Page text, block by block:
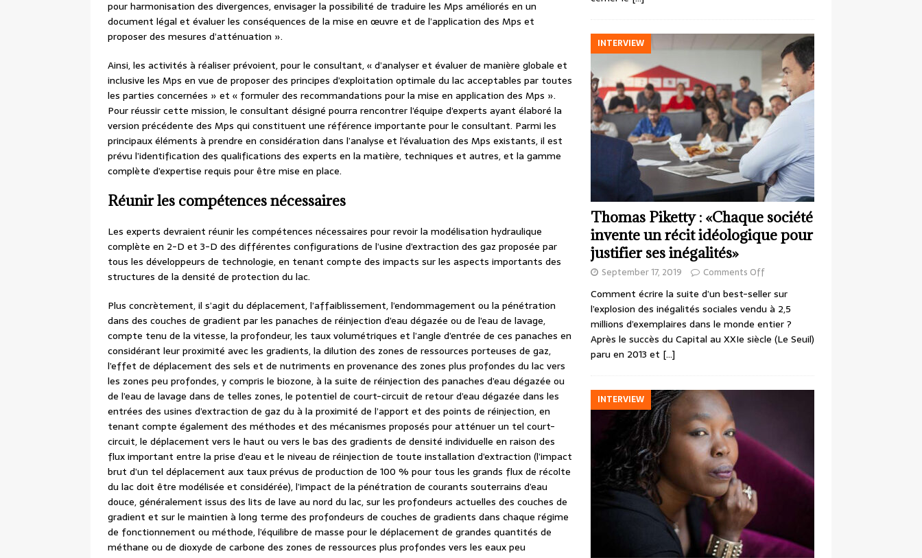
pour harmonisation des divergences, envisager la possibilité de traduire les Mps améliorés en un
document légal et évaluer les conséquences de la mise en œuvre et de l’application des Mps et
proposer des mesures d’atténuation ».
Ainsi, les activités à réaliser prévoient, pour le consultant, « d’analyser et évaluer de manière globale et
inclusive les Mps en vue de proposer des principes d’exploitation optimale du lac acceptables par toutes
les parties concernées » et « formuler des recommandations pour la mise en application des Mps ».
Pour réussir cette mission, le consultant désigné pourra rencontrer l’équipe d’experts ayant élaboré la
version précédente des Mps qui constituent une référence importante pour le consultant. Parmi les
principaux éléments à prendre en considération dans l’analyse et l’évaluation des Mps existants, il est
prévu l’identification des qualifications des experts en la matière, techniques et autres, et la gamme
complète d’expertise requis pour être mise en place.
Réunir les compétences nécessaires
Les experts devraient réunir les compétences nécessaires pour revoir la modélisation hydraulique
complète en 2-D et 3-D des différentes configurations de l’usine d’extraction des gaz proposée par
tous les développeurs de technologie, en tenant compte des impacts sur les aspects importants des
structures de la densité de protection du lac.
Plus concrètement, il s’agit du déplacement, l’affaiblissement, l’endommagement ou la pénétration
dans des couches de gradient par les panaches de réinjection d’eau dégazée ou de l’eau de lavage,
compte tenu de la vitesse, la profondeur, les taux volumétriques et l’angle d’entrée de ces panaches en
considérant leur proximité avec les gradients, la dilution des zones de ressources porteuses de gaz,
l’effet de déplacement des sels et de nutriments en provenance des zones plus profondes du lac vers
les zones peu profondes, y compris le biozone, à la suite de réinjection des panaches d’eau dégazée ou
de l’eau de lavage dans de telles zones, le potentiel de court-circuit de retour d’eau dégazée dans les
entrées des usines d’extraction de gaz du à la proximité de l’apport et des points de réinjection, en
tenant compte également des méthodes et des mécanismes proposés pour atténuer un tel court-
circuit, le déplacement vers le haut ou vers le bas des gradients de densité individuelle en raison des
flux important entre la prise d’eau et le niveau de réinjection de toute installation d’extraction (l’impact
brut d’un tel déplacement aux taux prévus de production de 100 % pour tous les grands flux de récolte
du lac doit être modélisée et considérée), l’impact de la pénétration de courants souterrains d’eau
douce, généralement issus des lits de lave au nord du lac, sur les profondeurs actuelles des couches de
gradient et sur le maintien à long terme des profondeurs de couches de gradients dans chaque régime
de fonctionnement ou méthode, l’équilibre de masse pour le déplacement de grandes quantités de
méthane ou de dioxyde de carbone des zones de ressources plus profondes vers les eaux peu
INTERVIEW
Thomas Piketty : «Chaque société
invente un récit idéologique pour
justifier ses inégalités»
September 17, 2019 Comments Off
Comment écrire la suite d’un best-seller sur
l’explosion des inégalités sociales vendu à 2,5
millions d’exemplaires dans le monde entier ?
Après le succès du Capital au XXIe siècle (Le Seuil)
paru en 2013 et […]
INTERVIEW